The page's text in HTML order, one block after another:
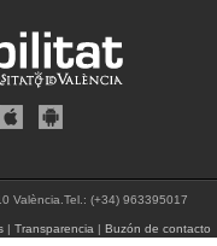
València.Tel.: (+34) 963395017
|Transparencia |Buzón de contacto